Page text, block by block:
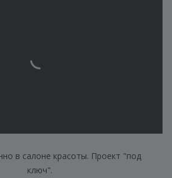
в салоне красоты. Проект "под
ключ".